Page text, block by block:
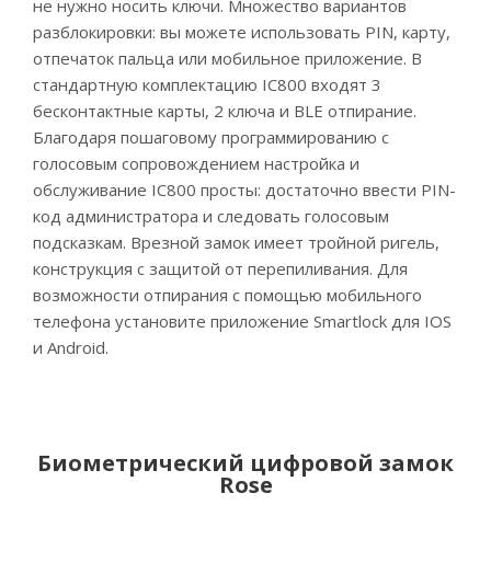
не нужно носить ключи. Множество вариантов
разблокировки: вы можете использовать PIN, карту,
отпечаток пальца или мобильное приложение. В
стандартную комплектацию IC800 входят 3
бесконтактные карты, 2 ключа и BLE отпирание.
Благодаря пошаговому программированию с
голосовым сопровождением настройка и
обслуживание IC800 просты: достаточно ввести PIN-
код администратора и следовать голосовым
подсказкам. Врезной замок имеет тройной ригель,
конструкция с защитой от перепиливания. Для
возможности отпирания с помощью мобильного
телефона установите приложение Smartlock для IOS
и Android.
Биометрический цифровой замок
Rose